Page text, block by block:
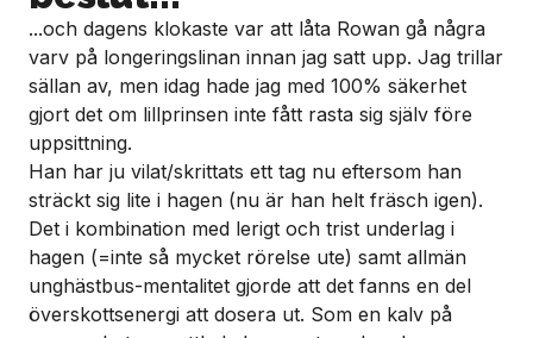
...och dagens klokaste var att låta Rowan gå några
varv på longeringslinan innan jag satt upp. Jag trillar
sällan av, men idag hade jag med 100% säkerhet
gjort det om lillprinsen inte fått rasta sig själv före
uppsittning.
Han har ju vilat/skrittats ett tag nu eftersom han
sträckt sig lite i hagen (nu är han helt fräsch igen).
Det i kombination med lerigt och trist underlag i
hagen (=inte så mycket rörelse ute) samt allmän
unghästbus-mentalitet gjorde att det fanns en del
överskottsenergi att dosera ut. Som en kalv på